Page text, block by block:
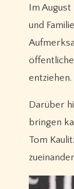
Im
und
entziehen.
Darüber
bringen
Tom